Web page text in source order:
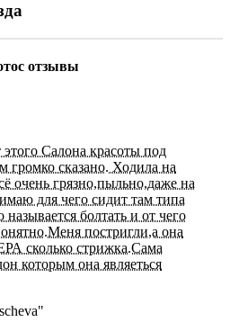
отзывы
Салона красоты под
сказано. Ходила на
очень грязно,пыльно,даже на
для чего сидит там типа
болтать и от чего
постригли,а она
сколько стрижка.Сама
которым она являеться
"